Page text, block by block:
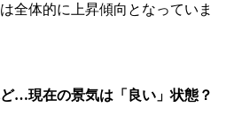
全体的に上昇傾向となっていま
…現在の景気は「良い」状態？